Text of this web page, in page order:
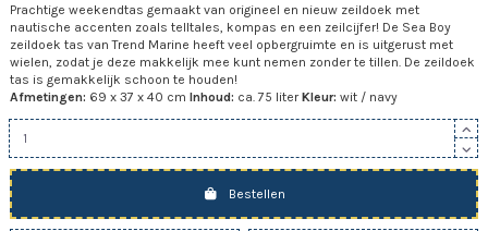
Prachtige weekendtas gemaakt van origineel en nieuw zeildoek met
nautische accenten zoals telltales, kompas en een zeilcijfer! De Sea Boy
zeildoek tas van Trend Marine heeft veel opbergruimte en is uitgerust met
wielen, zodat je deze makkelijk mee kunt nemen zonder te tillen. De zeildoek
tas is gemakkelijk schoon te houden!
Afmetingen: 69 x 37 x 40 cm Inhoud: ca. 75 literKleur: wit / navy
Bestellen